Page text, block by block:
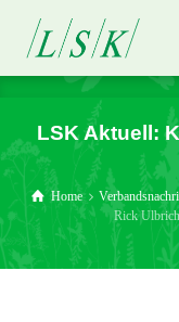
LSK Aktuell:
Home
Rick